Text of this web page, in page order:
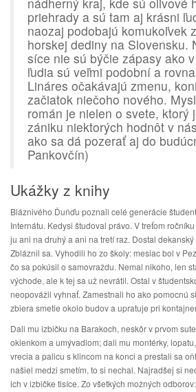
priehrady a sú tam aj krásni
naozaj podobajú komukoľvek
horskej dediny na Slovensku.
síce nie sú býčie zápasy ako
ľudia sú veľmi podobní a
Lináres očakávajú zmenu,
začiatok niečoho nového.
román je nielen o svete, ktorý
zániku niektorých hodnôt v
ako sa dá pozerať aj do
Pankovčín)
Ukážky z knihy
Bláznivého Ďuňďu poznali celé generácie
Internátu. Kedysi študoval právo. V treťom
ju ani na druhý a ani na tretí raz. Dostal
Zbláznil sa. Vyhodili ho zo školy: mesiac bol v
čo sa pokúsil o samovraždu. Nemal nikoho, len
východe, ale k tej sa už nevrátil. Ostal v
neopovážil vyhnať. Zamestnali ho ako pomocnú
zbiera smetie okolo budov a upratuje pri
Dali mu izbičku na Barakoch, neskôr v prvom
okienkom a umývadlom; dali mu montérky,
vrecia a palicu s klincom na konci a prestali sa
našiel medzi smetím, to si nechal. Najradšej si
ich v izbičke tisíce. Zo všetkých možných